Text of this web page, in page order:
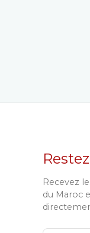
Recevez
du Maroc